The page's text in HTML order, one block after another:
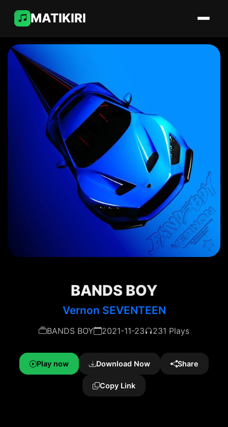
MATIKIRI
BANDS BOY
Vernon SEVENTEEN
BANDS BOY 2021-11-23 231 Plays
Play now Download Now Share
Copy Link